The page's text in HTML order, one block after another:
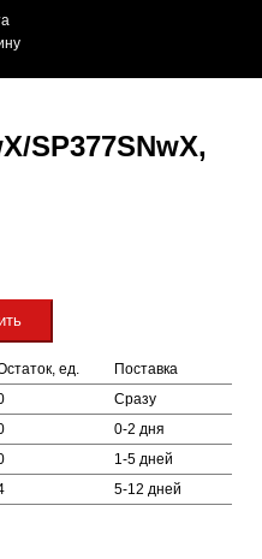
SP377SNwX,
ед.
Поставка
Сразу
0-2 дня
1-5 дней
5-12 дней